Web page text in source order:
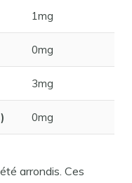
1mg
0mg
3mg
0mg
arrondis. Ces